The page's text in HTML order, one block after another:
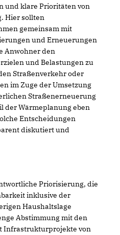
und klare Prioritäten von
Hier sollten
gemeinsam mit
und Erneuerungen
Anwohner den
und Belastungen zu
Straßenverkehr oder
im Zuge der Umsetzung
Straßenerneuerung
der Wärmeplanung eben
Entscheidungen
diskutiert und
Priorisierung, die
inklusive der
Haushaltslage
Abstimmung mit den
Infrastrukturprojekte von